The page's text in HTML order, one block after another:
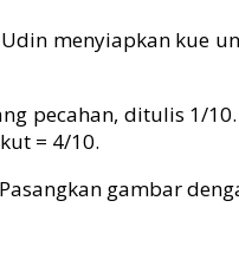
menyiapkan kue
pecahan, ditulis 1/
= 4/10.
gambar